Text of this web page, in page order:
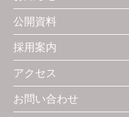
公開資料
採用案内
アクセス
お問い合わせ